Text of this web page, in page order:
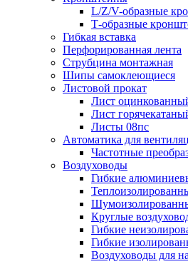
L/Z/V-образные
Т-образные
Гибкая вставка
Перфорированная лента
Струбцина монтажная
Шипы самоклеющиеся
Листовой прокат
Лист
Лист
Листы 08пс
Автоматика для
Частотные
Воздуховоды
Гибкие
Круглые
Гибкие
Гибкие
Воздуховоды для